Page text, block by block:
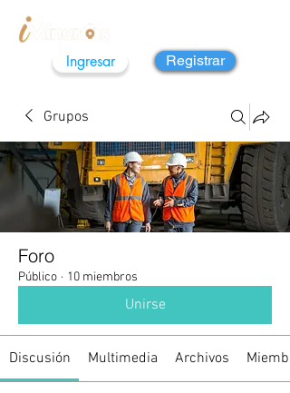
Ingresar Registrar
Grupos
Foro
Público · 10 miembros
Unirse
Discusión Multimedia Archivos